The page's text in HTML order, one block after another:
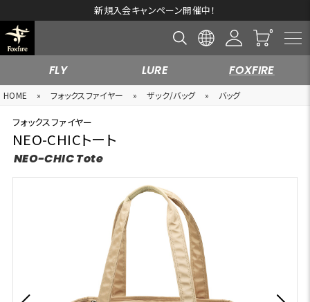
新規入会キャンペーン開催中！
FLY LURE FOXFIRE
HOME » フォックスファイヤー » ザック/バッグ » バッグ
フォックスファイヤー
NEO-CHICトート
NEO-CHIC Tote